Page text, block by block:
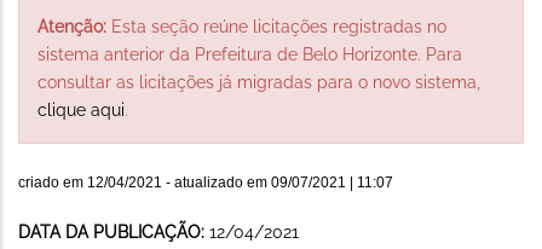
Atenção: Esta seção reúne licitações registradas no
sistema anterior da Prefeitura de Belo Horizonte. Para
consultar as licitações já migradas para o novo sistema,
clique aqui.
criado em 12/04/2021 - atualizado em 09/07/2021 | 11:07
DATA DA PUBLICAÇÃO: 12/04/2021